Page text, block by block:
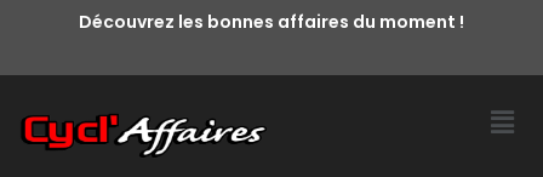
Découvrez les bonnes affaires du moment !